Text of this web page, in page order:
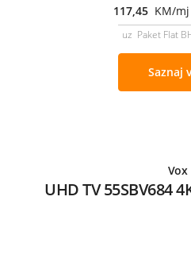
117,45 KM/
uz Paket Flat
Saznaj
Vox
UHD TV 55SBV684